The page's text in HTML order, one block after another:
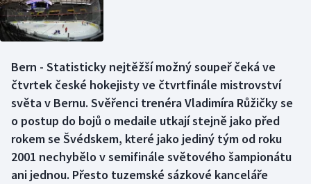
Biatlon
Boby a skeleton
Box
Curling
Dostihy
Florbal
Aplikace ČT sport
AZ kvíz
Bern - Statisticky nejtěžší možný soupeř čeká ve
čtvrtek české hokejisty ve čtvrtfinále mistrovství
světa v Bernu. Svěřenci trenéra Vladimíra Růžičky se
o postup do bojů o medaile utkají stejně jako před
rokem se Švédskem, které jako jediný tým od roku
2001 nechybělo v semifinále světového šampionátu
ani jednou. Přesto tuzemské sázkové kanceláře